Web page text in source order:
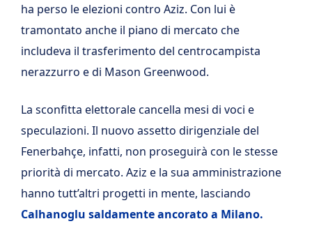
ha perso le elezioni contro Aziz. Con lui è
tramontato anche il piano di mercato che
includeva il trasferimento del centrocampista
nerazzurro e di Mason Greenwood.
La sconfitta elettorale cancella mesi di voci e
speculazioni. Il nuovo assetto dirigenziale del
Fenerbahçe, infatti, non proseguirà con le stesse
priorità di mercato. Aziz e la sua amministrazione
hanno tutt’altri progetti in mente, lasciando
Calhanoglu saldamente ancorato a Milano.